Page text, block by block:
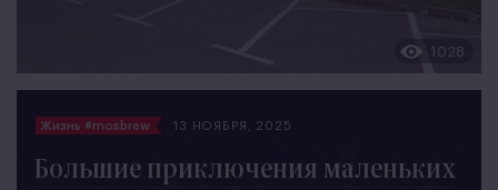
1028
Жизнь #mosbrew 13 НОЯБРЯ, 2025
Большие приключения маленьких